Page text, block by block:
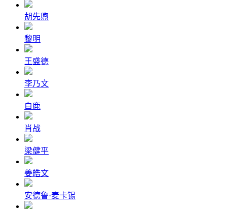
胡先煦
黎明
王盛德
李乃文
白鹿
肖战
梁健平
姜皓文
安德鲁·麦卡锡